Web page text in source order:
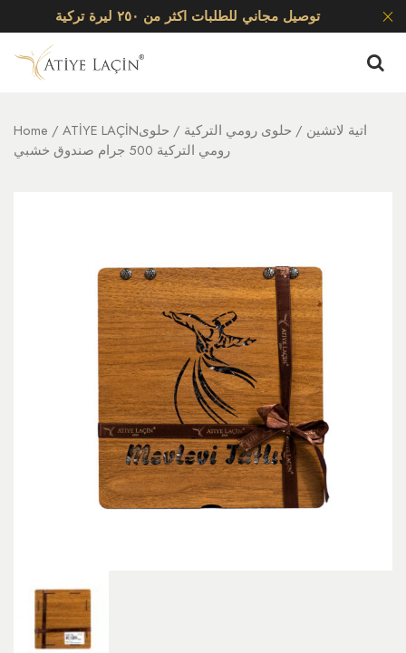
توصيل مجاني للطلبات اكثر من ٢٥٠ ليرة تركية
Home / ATİYE LAÇİNاتية لاتشين / حلوى رومي التركية / حلوى
رومي التركية 500 جرام صندوق خشبي